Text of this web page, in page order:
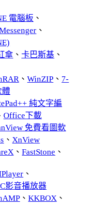
電腦板 、
、
傘 、卡巴斯基 、
、WinZIP 、 7-
體
純文字編
Office下載
免費看圖軟
、 XnView
、FastStone 、
、
影音播放器
、KKBOX 、